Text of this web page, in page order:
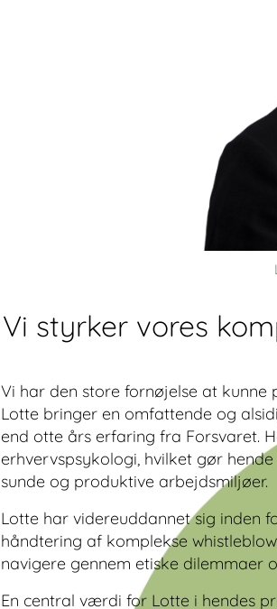
Vi styrker vores
Vi har den store fornøjelse at kunne
Lotte bringer en omfattende og
end otte års erfaring fra Forsvaret.
erhvervspsykologi, hvilket gør
sunde og produktive arbejdsmiljøer.
Lotte har videreuddannet sig inden
håndtering af komplekse
navigere gennem etiske dilemmaer
En central værdi for Lotte i hendes